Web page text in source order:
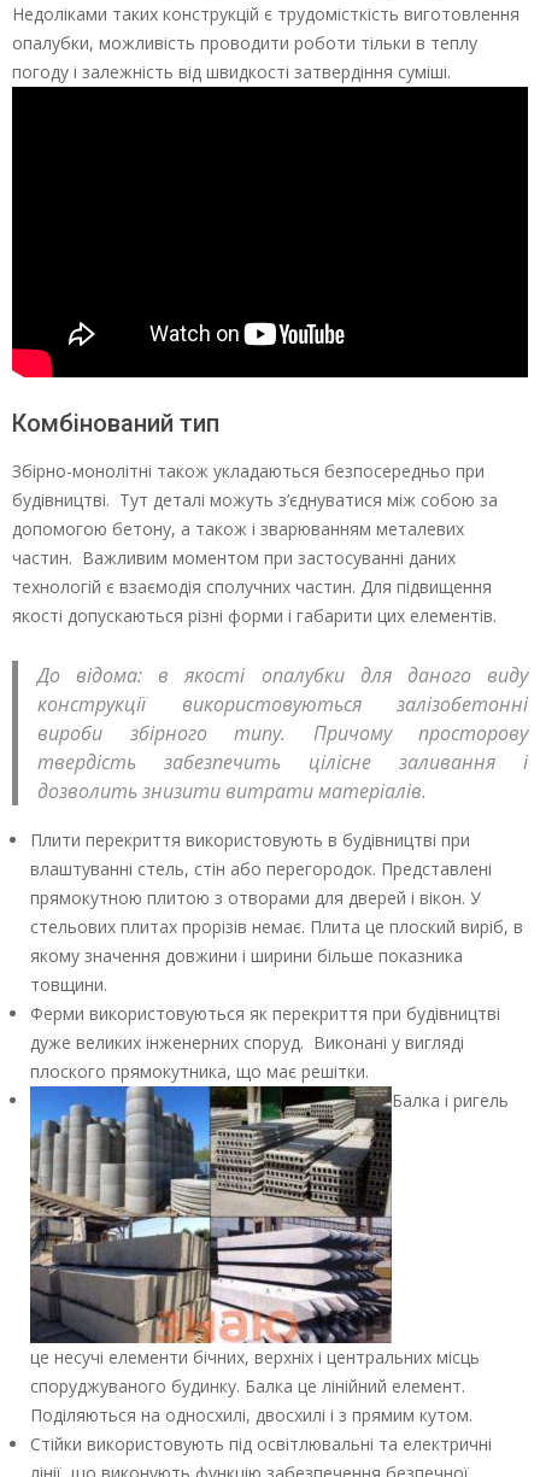
Недоліками таких конструкцій є трудомісткість виготовлення
опалубки, можливість проводити роботи тільки в теплу
погоду і залежність від швидкості затвердіння суміші.
Комбінований тип
Збірно-монолітні також укладаються безпосередньо при
будівництві. Тут деталі можуть з’єднуватися між собою за
допомогою бетону, а також і зварюванням металевих
частин. Важливим моментом при застосуванні даних
технологій є взаємодія сполучних частин. Для підвищення
якості допускаються різні форми і габарити цих елементів.
До відома: в якості опалубки для даного виду
конструкції використовуються залізобетонні
вироби збірного типу. Причому просторову
твердість забезпечить цілісне заливання і
дозволить знизити витрати матеріалів.
Плити перекриття використовують в будівництві при
влаштуванні стель, стін або перегородок. Представлені
прямокутною плитою з отворами для дверей і вікон. У
стельових плитах прорізів немає. Плита це плоский виріб, в
якому значення довжини і ширини більше показника
товщини.
Ферми використовуються як перекриття при будівництві
дуже великих інженерних споруд. Виконані у вигляді
плоского прямокутника, що має решітки.
Балка і ригель
це несучі елементи бічних, верхніх і центральних місць
споруджуваного будинку. Балка це лінійний елемент.
Поділяються на односхилі, двосхилі і з прямим кутом.
Стійки використовують під освітлювальні та електричні